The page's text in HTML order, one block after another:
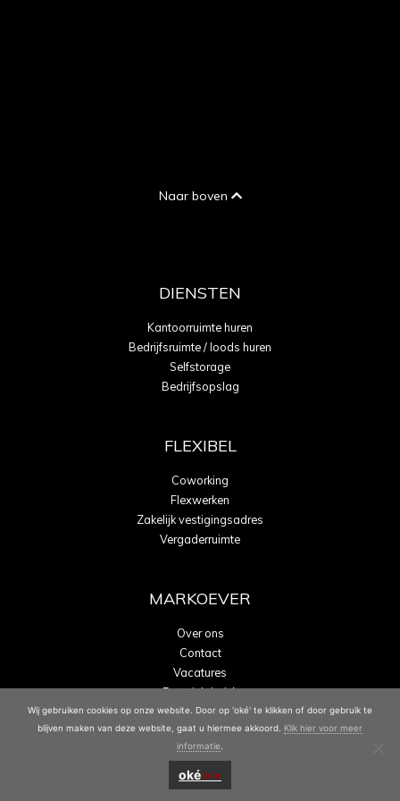
Naar boven
DIENSTEN
Kantoorruimte huren
Bedrijfsruimte / loods huren
Selfstorage
Bedrijfsopslag
FLEXIBEL
Coworking
Flexwerken
Zakelijk vestigingsadres
Vergaderruimte
MARKOEVER
Over ons
Contact
Vacatures
Energielabel A
Wij gebruiken cookies op onze website. Door op 'oké' te klikken of door gebruik te
blijven maken van deze website, gaat u hiermee akkoord. Klik hier voor meer
informatie
oké